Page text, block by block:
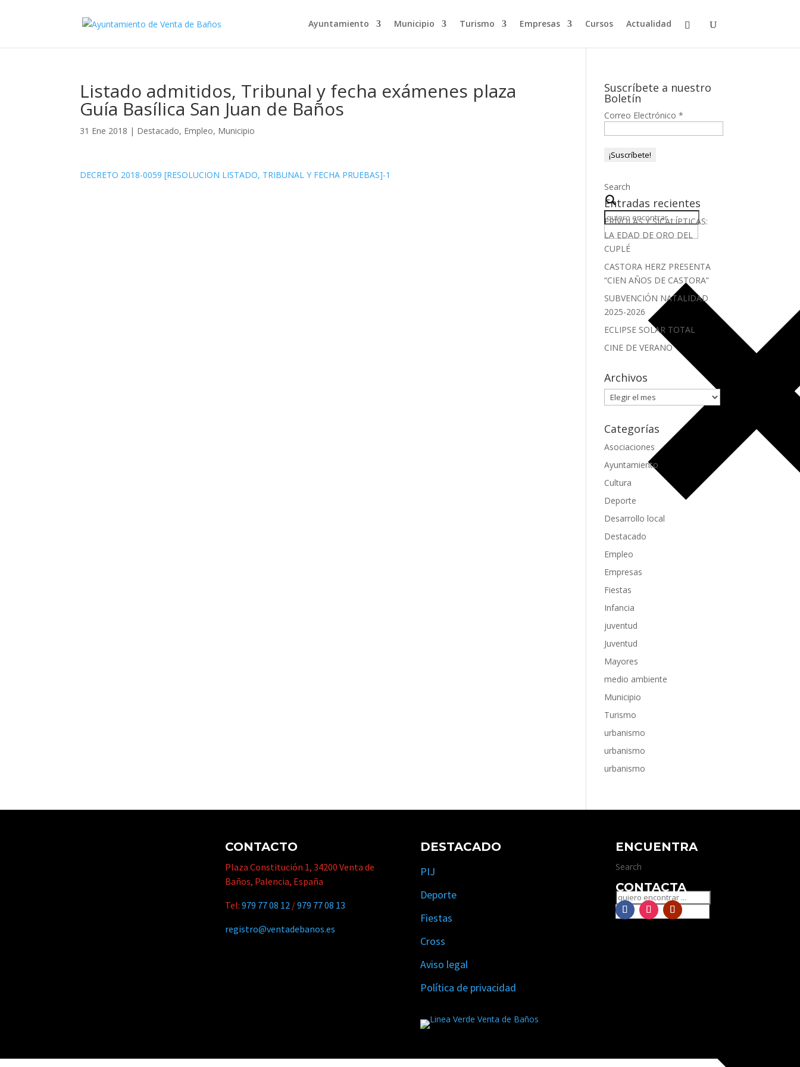
Ayuntamiento Municipio Turismo Empresas Cursos Actualidad
Listado admitidos, Tribunal y fecha exámenes plaza
Guía Basílica San Juan de Baños
31 Ene 2018 | Destacado, Empleo, Municipio
DECRETO 2018-0059 [RESOLUCION LISTADO, TRIBUNAL Y FECHA PRUEBAS]-1
Suscríbete a nuestro
Boletín
Correo Electrónico*
Search
Entradas recientes
FRÍVOLAS Y SICALÍPTICAS:
LA EDAD DE ORO DEL
CUPLÉ
CASTORA HERZ PRESENTA
“CIEN AÑOS DE CASTORA”
SUBVENCIÓN NATALIDAD
2025-2026
ECLIPSE SOLAR TOTAL
CINE DE VERANO
Archivos
Archivos
Categorías
Asociaciones
Ayuntamiento
Cultura
Deporte
Desarrollo local
Destacado
Empleo
Empresas
Fiestas
Infancia
juventud
Juventud
Mayores
medio ambiente
Municipio
Turismo
urbanismo
urbanismo
urbanismo
CONTACTO
Plaza Constitución 1, 34200 Venta de
Baños, Palencia, España
Tel:979 77 08 12 /979 77 08 13
registro@ventadebanos.es
DESTACADO
PIJ
Deporte
Fiestas
Cross
Aviso legal
Política de privacidad
ENCUENTRA
Search
CONTACTA